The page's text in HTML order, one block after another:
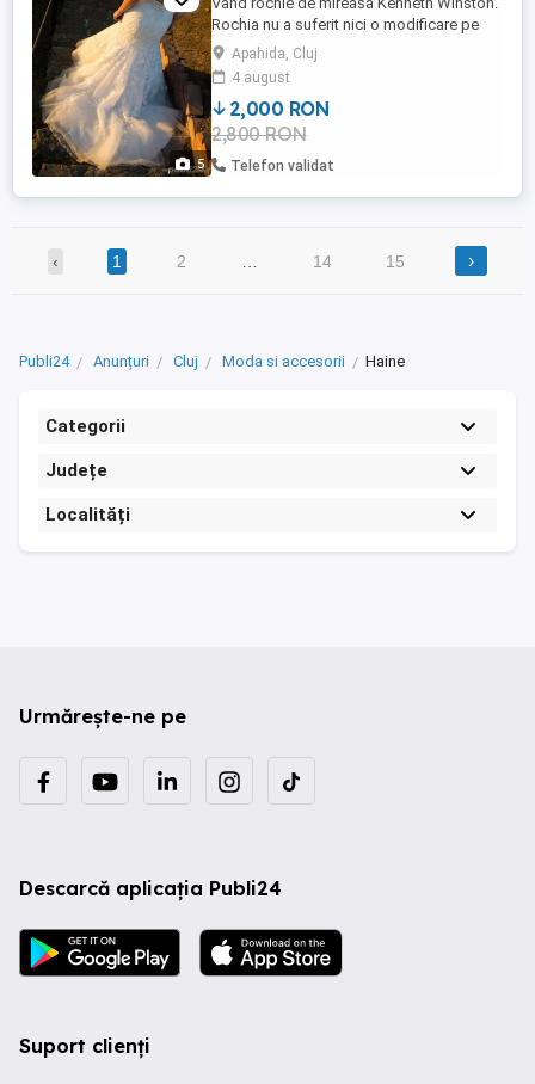
5
Rochia nu a suferit nici o modificare pe
croi, este mărimea 38 si este potrivită
pentru înălțimea de 1.70 si tocuri de 10
cm. Culoare - Ivory A fost curățata. Voal
oferit cadou. Se poate vedea si proba in
Apahida
Apahida, Cluj
4 august
2,000 RON
2,800 RON
Telefon validat
‹ 1 2 14 15 ›
Publi24 Anunțuri Cluj Moda si accesorii Haine
Categorii
Județe
Localități
Urmărește-ne pe
Descarcă aplicația Publi24
Suport clienți